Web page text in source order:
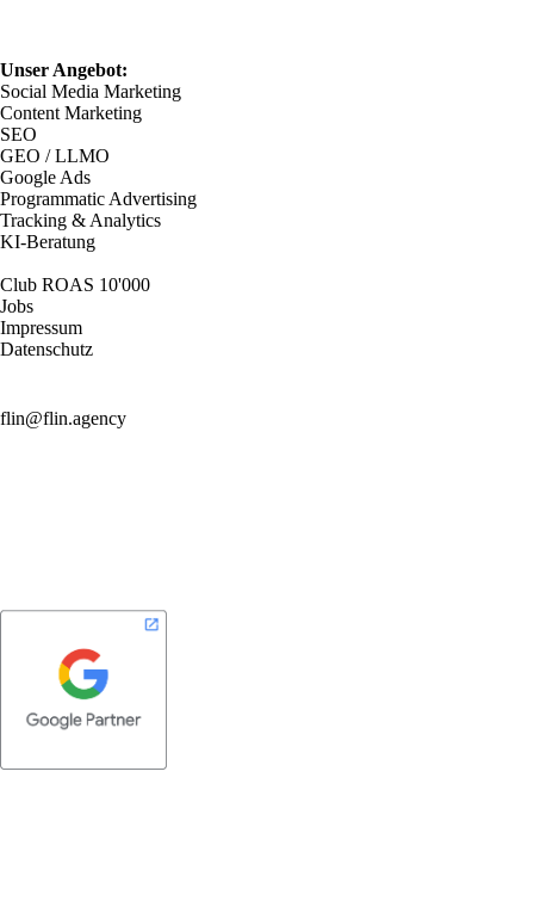
Unser Angebot:
Social Media Marketing
Content Marketing
SEO
GEO / LLMO
Google Ads
Programmatic Advertising
Tracking & Analytics
KI-Beratung
Club ROAS 10'000
Jobs
Impressum
Datenschutz
flin@flin.agency